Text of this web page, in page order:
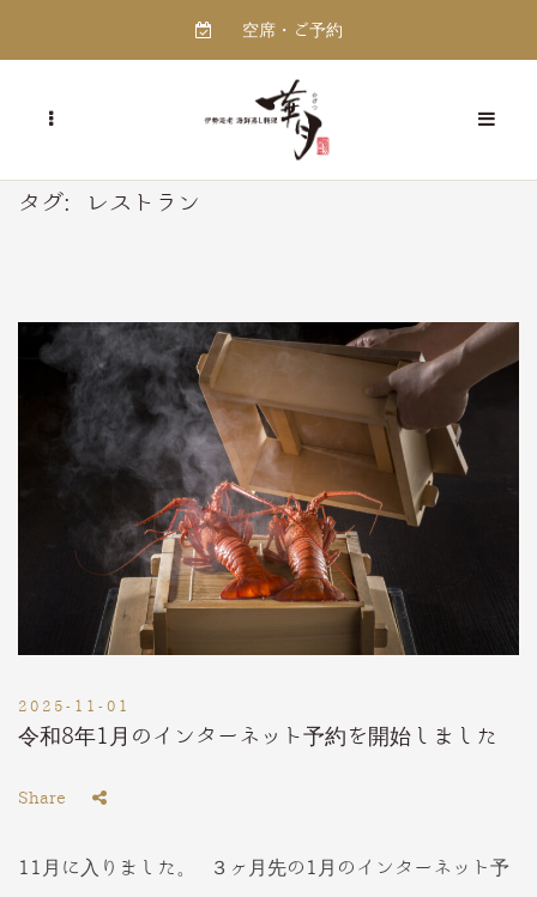
空席・ご予約
タグ: レストラン
2025-11-01
令和8年1月のインターネット予約を開始しました
Share
11月に入りました。 ３ヶ月先の1月のインターネット予